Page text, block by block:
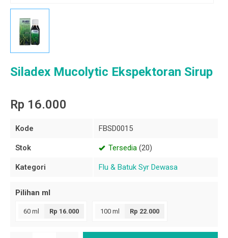
Siladex Mucolytic Ekspektoran Sirup
Rp 16.000
Kode FBSD0015
Stok Tersedia (20)
Kategori Flu & Batuk Syr Dewasa
Pilihan ml
60 ml Rp 16.000 100 ml Rp 22.000